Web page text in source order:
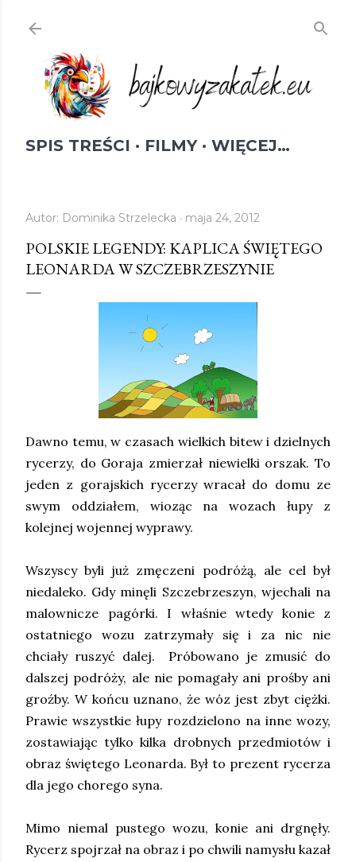
SPIS TREŚCI FILMY WIĘCEJ…
Autor: Dominika Strzelecka maja 24, 2012
POLSKIE LEGENDY: KAPLICA ŚWIĘTEGO
LEONARDA W SZCZEBRZESZYNIE
Dawno temu, w czasach wielkich bitew i dzielnych
rycerzy, do Goraja zmierzał niewielki orszak. To
jeden z gorajskich rycerzy wracał do domu ze
swym oddziałem, wioząc na wozach łupy z
kolejnej wojennej wyprawy.
Wszyscy byli już zmęczeni podróżą, ale cel był
niedaleko. Gdy minęli Szczebrzeszyn, wjechali na
malownicze pagórki. I właśnie wtedy konie z
ostatniego wozu zatrzymały się i za nic nie
chciały ruszyć dalej. Próbowano je zmusić do
dalszej podróży, ale nie pomagały ani prośby ani
groźby. W końcu uznano, że wóz jest zbyt ciężki.
Prawie wszystkie łupy rozdzielono na inne wozy,
zostawiając tylko kilka drobnych przedmiotów i
obraz świętego Leonarda. Był to prezent rycerza
dla jego chorego syna.
Mimo niemal pustego wozu, konie ani drgnęły.
Rycerz spojrzał na obraz i po chwili namysłu kazał